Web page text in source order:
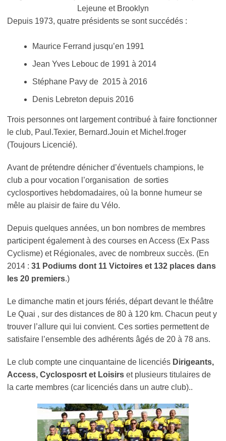
Lejeune et Brooklyn
Depuis 1973, quatre présidents se sont succédés :
Maurice Ferrand jusqu’en 1991
Jean Yves Lebouc de 1991 à 2014
Stéphane Pavy de 2015 à 2016
Denis Lebreton depuis 2016
Trois personnes ont largement contribué à faire fonctionner
le club, Paul.Texier, Bernard.Jouin et Michel.froger
(Toujours Licencié).
Avant de prétendre dénicher d’éventuels champions, le
club a pour vocation l’organisation de sorties
cyclosportives hebdomadaires, où la bonne humeur se
mêle au plaisir de faire du Vélo.
Depuis quelques années, un bon nombres de membres
participent également à des courses en Access (Ex Pass
Cyclisme) et Régionales, avec de nombreux succès. (En
2014 : 31 Podiums dont 11 Victoires et 132 places dans
les 20 premiers.)
Le dimanche matin et jours fériés, départ devant le théâtre
Le Quai , sur des distances de 80 à 120 km. Chacun peut y
trouver l’allure qui lui convient. Ces sorties permettent de
satisfaire l’ensemble des adhérents âgés de 20 à 78 ans.
Le club compte une cinquantaine de licenciés Dirigeants,
Access, Cyclosposrt et Loisirs et plusieurs titulaires de
la carte membres (car licenciés dans un autre club)..